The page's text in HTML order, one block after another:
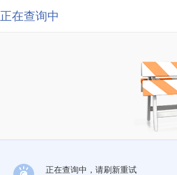
正在查询中
正在查询中，请刷新重试